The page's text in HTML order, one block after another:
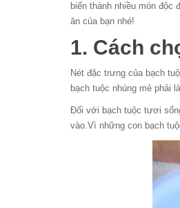
biến thành nhiều món độc
ăn của bạn nhé!
1. Cách
Nét đặc trưng của bạch
bạch tuộc nhúng mẻ phải
Đối với bạch tuộc tươi
vào.Vì những con bạch